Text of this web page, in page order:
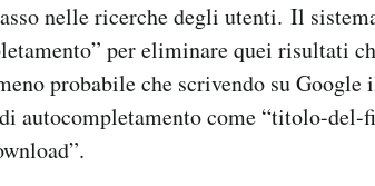
nelle ricerche degli utenti. Il
per eliminare quei risultati
probabile che scrivendo su
autocompletamento come “titolo-del-